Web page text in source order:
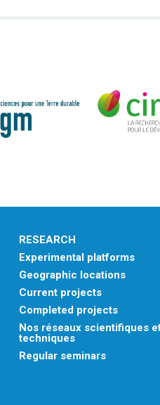
RESEARCH
Experimental platforms
Geographic locations
Current projects
Completed projects
Nos réseaux scientifiques
techniques
Regular seminars